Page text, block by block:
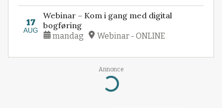
17
AUG
Webinar – Kom i gang med digital
bogføring
mandag Webinar - ONLINE
Annonce
Loading...